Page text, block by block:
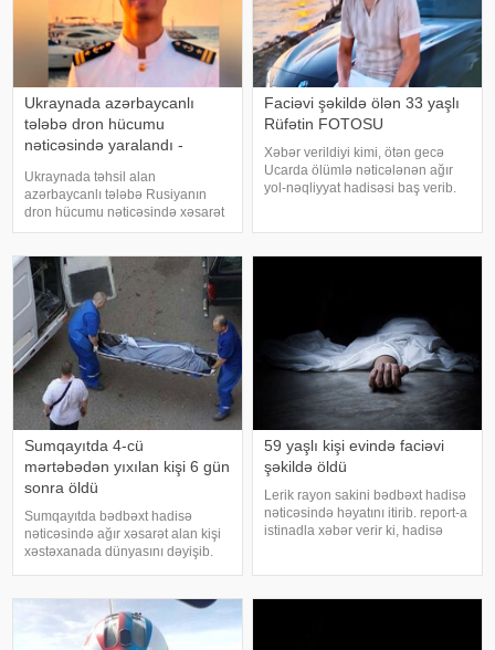
Ukraynada azərbaycanlı
tələbə dron hücumu
nəticəsində yaralandı -
Ukraynada təhsil alan
azərbaycanlı tələbə Rusiyanın
dron hücumu nəticəsində xəsarət
alıb. mansetaz-a istinadən xəbər
ixtisası üzrə təhsil alan
azərbaycanlı tələbə Əli
Mehdiyev Rusiyanın dro
Faciəvi şəkildə ölən 33 yaşlı
Rüfətin FOTOSU
Xəbər verildiyi kimi, ötən gecə
Ucarda ölümlə nəticələnən ağır
yol-nəqliyyat hadisəsi baş verib.
qeydə alınıb. Belə ki, hərəkətdə
Sumqayıtda 4-cü
mərtəbədən yıxılan kişi 6 gün
sonra öldü
Sumqayıtda bədbəxt hadisə
nəticəsində ağır xəsarət alan kişi
xəstəxanada dünyasını dəyişib.
mikrorayon ərazisində baş verib.
Belə ki, 1962-c
59 yaşlı kişi evində faciəvi
şəkildə öldü
Lerik rayon sakini bədbəxt hadisə
nəticəsində həyatını itirib. report-a
istinadla xəbər verir ki, hadisə
Quliyev səhər saatlarınd